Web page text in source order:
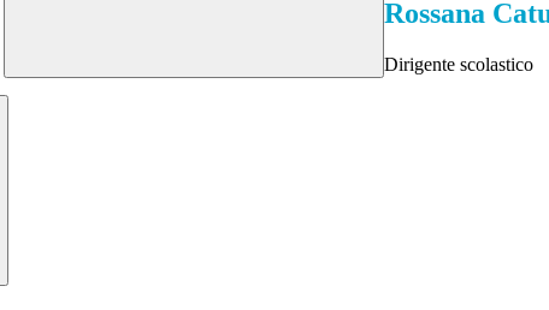
Rossana
Dirigente scolastico